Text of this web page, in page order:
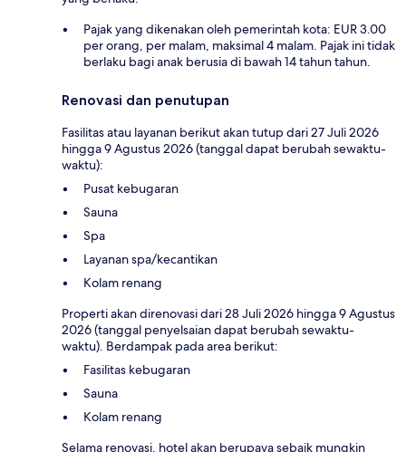
Pajak yang dikenakan oleh pemerintah kota: EUR 3.00
per orang, per malam, maksimal 4 malam. Pajak ini tidak
berlaku bagi anak berusia di bawah 14 tahun tahun.
Renovasi dan penutupan
Fasilitas atau layanan berikut akan tutup dari 27 Juli 2026
hingga 9 Agustus 2026 (tanggal dapat berubah sewaktu-
waktu):
Pusat kebugaran
Sauna
Spa
Layanan spa/kecantikan
Kolam renang
Properti akan direnovasi dari 28 Juli 2026 hingga 9 Agustus
2026 (tanggal penyelsaian dapat berubah sewaktu-
waktu). Berdampak pada area berikut:
Fasilitas kebugaran
Sauna
Kolam renang
Selama renovasi, hotel akan berupaya sebaik mungkin